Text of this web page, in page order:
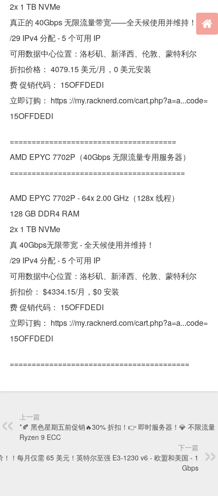
2x 1 TB NVMe
真正的 40Gbps 无限流量带宽——全天候使用并维持！
/29 IPv4 分配 - 5 个可用 IP
可用数据中心位置：洛杉矶、新泽西、伦敦、蒙特利尔
折扣价格： 4079.15 美元/月，0 美元安装
费 促销代码： 15OFFDEDI
立即订购： https ://my.racknerd.com/cart.php?a=a...code=
15OFFDEDI
======================================
AMD EPYC 7702P（40Gbps 无限流量专用服务器）
========================================
AMD EPYC 7702P - 64x 2.00 GHz（128x 线程）
128 GB DDR4 RAM
2x 1 TB NVMe
真 40Gbps无限带宽 - 全天候使用并维持！
/29 IPv4 分配 - 5 个可用 IP
可用数据中心位置：洛杉矶、新泽西、伦敦、蒙特利尔
折扣价： $4334.15/月，$0 安装
费 促销代码： 15OFFDEDI
立即订购： https ://my.racknerd.com/cart.php?a=a...code=
15OFFDEDI
=========================================
上一篇
*🍂 黑色星期五前促销🔥30% 折扣！👉 即时服务器！💎 不限流量
Ryzen 9 ECC
下一篇
！！每月仅需 65 美元！英特尔至强 E3-1230 v6 - 欧盟和美国 - 1
Gbps